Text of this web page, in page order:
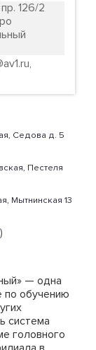
126/2
Седова д. 5
Пестеля
Мытнинская 13
— одна
по обучению
система
головного